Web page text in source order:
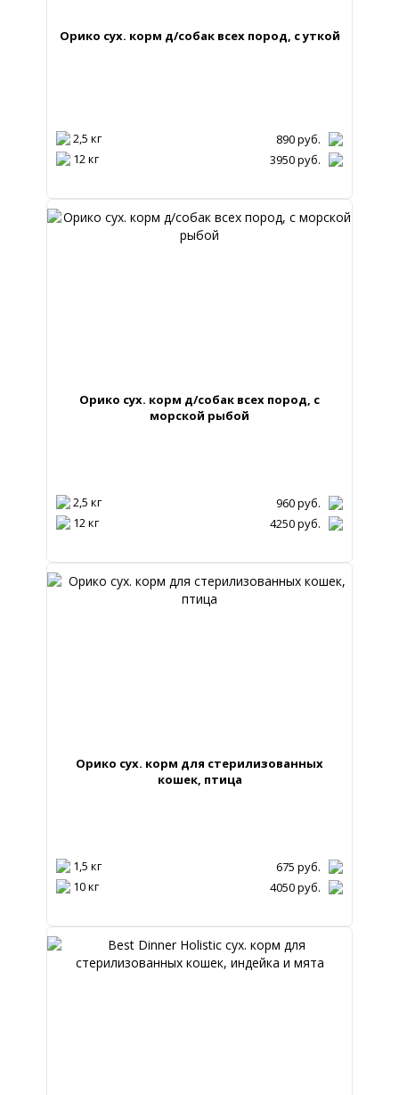
Орико сух. корм д/собак всех пород, с уткой
2,5 кг 890руб.
12 кг
3950руб.
Орико сух. корм д/собак всех пород, с
морской рыбой
2,5 кг 960руб.
12 кг
4250руб.
Орико сух. корм для стерилизованных
кошек, птица
1,5 кг 675 руб.
10 кг
4050руб.